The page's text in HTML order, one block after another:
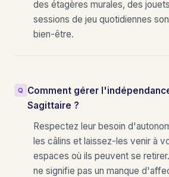
des étagères murales, des
sessions de jeu quotidiennes
bien-être.
Comment gérer
Sagittaire ?
Respectez leur besoin
les câlins et laissez-les venir à
espaces où ils peuvent se
ne signifie pas un manque